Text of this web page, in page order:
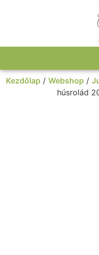
Kezdőlap/ Webshop/
húsrolád